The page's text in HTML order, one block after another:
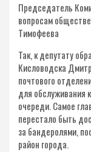
Председатель
вопросам
Тимофеева
Так, к депутату
Кисловодска
почтового
для обслуживания
очереди. Самое
перестало быть
за бандеролями,
район города.